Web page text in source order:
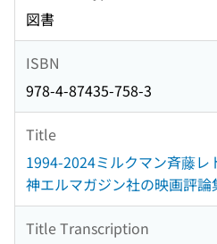
図書
ISBN
978-4-87435-758-3
Title
1994-2024ミルクマン斉藤レ
神エルマガジン社の映画評論
Title Transcription